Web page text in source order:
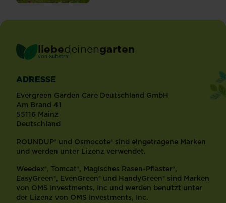
liebedeinengarten
von Substral ®
ADRESSE
Evergreen Garden Care Deutschland GmbH
Am Brand 41
55116 Mainz
Deutschland
ROUNDUP® und Osmocote® sind eingetragene Marken
und werden unter Lizenz verwendet.
Weedex®, Tomcat®, Magisches Rasen-Pflaster®,
EasyGreen®, EvenGreen® und HandyGreen® sind Marken
von OMS Investments, Inc und werden benutzt unter
der Lizenz von OMS Investments, Inc.